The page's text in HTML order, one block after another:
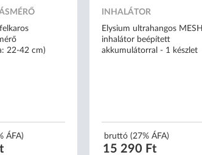
22-42 cm)
ÁFA)
INHALÁTOR
Elysium ultrahangos MESH
inhalátor beépített
akkumulátorral - 1 készlet
bruttó (27% ÁFA)
15 290 Ft